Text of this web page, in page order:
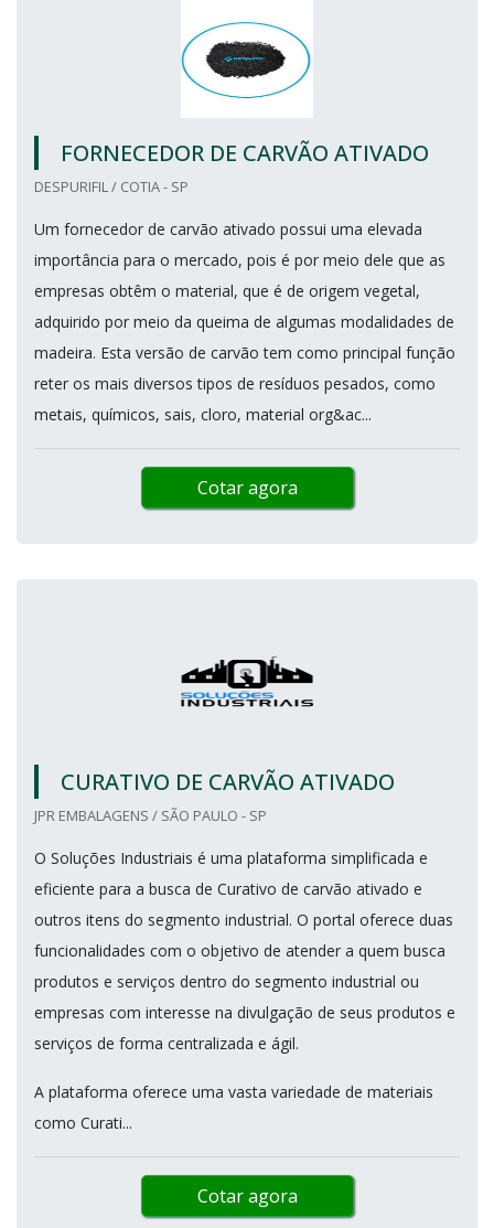
FORNECEDOR DE CARVÃO ATIVADO
DESPURIFIL / COTIA - SP
Um fornecedor de carvão ativado possui uma elevada
importância para o mercado, pois é por meio dele que as
empresas obtêm o material, que é de origem vegetal,
adquirido por meio da queima de algumas modalidades de
madeira. Esta versão de carvão tem como principal função
reter os mais diversos tipos de resíduos pesados, como
metais, químicos, sais, cloro, material org&ac...
Cotar agora
CURATIVO DE CARVÃO ATIVADO
JPR EMBALAGENS / SÃO PAULO - SP
O Soluções Industriais é uma plataforma simplificada e
eficiente para a busca de Curativo de carvão ativado e
outros itens do segmento industrial. O portal oferece duas
funcionalidades com o objetivo de atender a quem busca
produtos e serviços dentro do segmento industrial ou
empresas com interesse na divulgação de seus produtos e
serviços de forma centralizada e ágil.
A plataforma oferece uma vasta variedade de materiais
como Curati...
Cotar agora